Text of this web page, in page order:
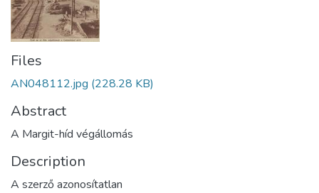
Files
AN048112.jpg (228.28 KB)
Abstract
A Margit-híd végállomás
Description
A szerző azonosítatlan